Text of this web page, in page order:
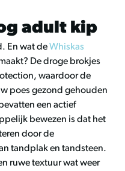
adult kip
En wat deWhiskas
De droge brokjes
waardoor de
poes gezond gehouden
een actief
bewezen is dat het
door de
tandplak en tandsteen.
ruwe textuur wat weer